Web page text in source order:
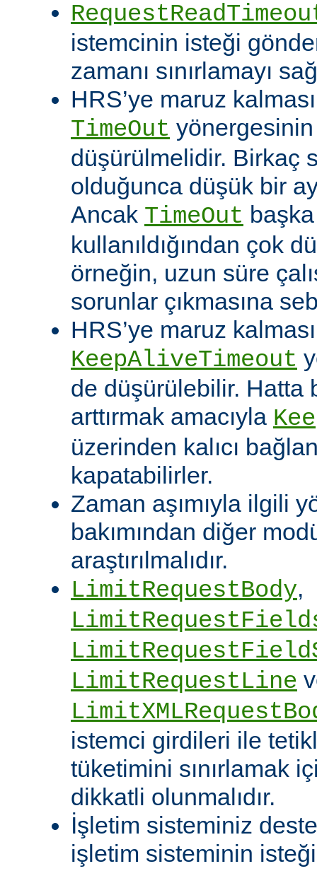
istemcinin isteği
zamanı sınırlamayı
HRS’ye maruz
TimeOut
düşürülmelidir. Birkaç
olduğunca düşük bir
Ancak TimeOut
kullanıldığından çok
örneğin, uzun süre
sorunlar çıkmasına
HRS’ye maruz
KeepAliveTimeout
de düşürülebilir. Hatta
arttırmak amacıyla
üzerinden kalıcı
kapatabilirler.
Zaman aşımıyla ilgili
bakımından diğer
araştırılmalıdır.
LimitRequestBody,
LimitRequestLine
istemci girdileri ile
tüketimini sınırlamak
dikkatli olunmalıdır.
İşletim sisteminiz
işletim sisteminin isteği